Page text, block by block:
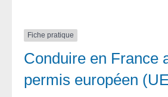
Fiche pratique
Conduire en France
permis européen